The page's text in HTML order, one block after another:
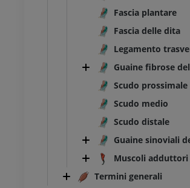
Fascia plantare
Fascia delle dita
Legamento
Guaine fibrose
Scudo prossimale
Scudo medio
Scudo distale
Guaine sinoviali
Muscoli adduttori
Termini generali